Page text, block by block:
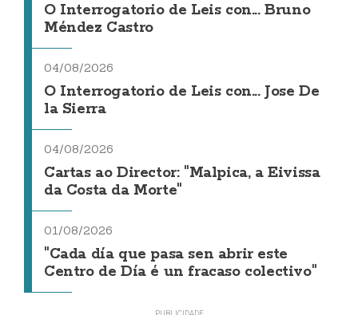
O Interrogatorio de Leis con... Bruno
Méndez Castro
04/08/2026
O Interrogatorio de Leis con... Jose De
la Sierra
04/08/2026
Cartas ao Director: "Malpica, a Eivissa
da Costa da Morte"
01/08/2026
"Cada día que pasa sen abrir este
Centro de Día é un fracaso colectivo"